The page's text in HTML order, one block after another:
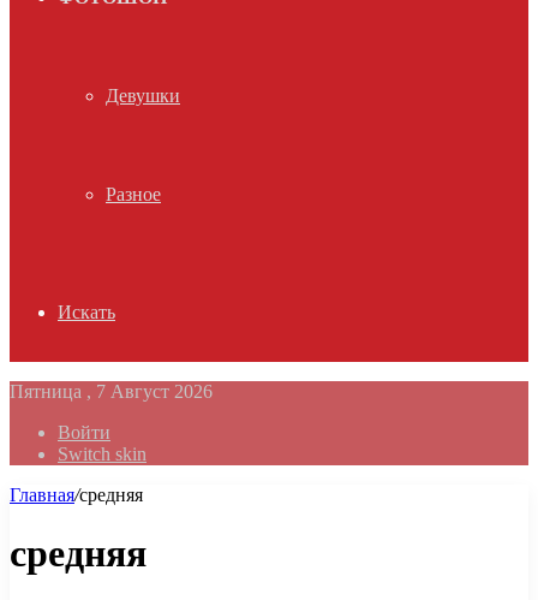
Девушки
Разное
Искать
Пятница , 7 Август 2026
Войти
Switch skin
Главная/средняя
средняя